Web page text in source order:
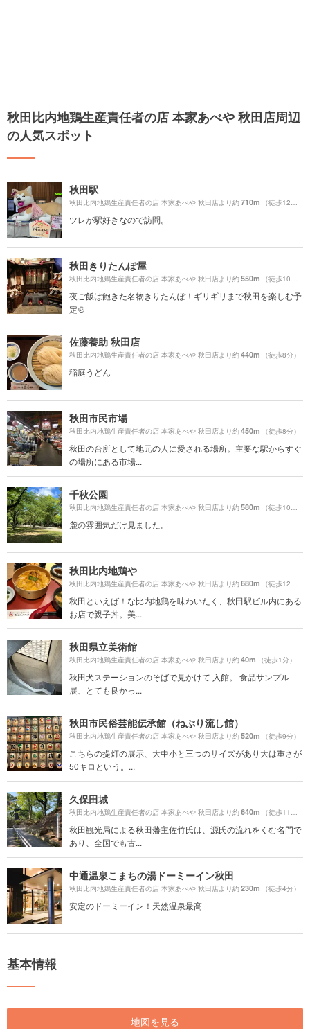
秋田比内地鶏生産責任者の店 本家あべや 秋田店周辺
の人気スポット
秋田駅
秋田比内地鶏生産責任者の店 本家あべや 秋田店より約710m （徒歩12分）
ツレが駅好きなので訪問。
秋田きりたんぽ屋
秋田比内地鶏生産責任者の店 本家あべや 秋田店より約550m （徒歩10分）
夜ご飯は飽きた名物きりたんぽ！ギリギリまで秋田を楽しむ予
定🍲
佐藤養助 秋田店
秋田比内地鶏生産責任者の店 本家あべや 秋田店より約440m （徒歩8分）
稲庭うどん
秋田市民市場
秋田比内地鶏生産責任者の店 本家あべや 秋田店より約450m （徒歩8分）
秋田の台所として地元の人に愛される場所。主要な駅からすぐ
の場所にある市場...
千秋公園
秋田比内地鶏生産責任者の店 本家あべや 秋田店より約580m （徒歩10分）
麓の雰囲気だけ見ました。
秋田比内地鶏や
秋田比内地鶏生産責任者の店 本家あべや 秋田店より約680m （徒歩12分）
秋田といえば！な比内地鶏を味わいたく、秋田駅ビル内にある
お店で親子丼。美...
秋田県立美術館
秋田比内地鶏生産責任者の店 本家あべや 秋田店より約40m （徒歩1分）
秋田犬ステーションのそばで見かけて 入館。 食品サンプル
展、とても良かっ...
秋田市民俗芸能伝承館（ねぶり流し館）
秋田比内地鶏生産責任者の店 本家あべや 秋田店より約520m （徒歩9分）
こちらの提灯の展示、大中小と三つのサイズがあり大は重さが
50キロという。...
久保田城
秋田比内地鶏生産責任者の店 本家あべや 秋田店より約640m （徒歩11分）
秋田観光局による秋田藩主佐竹氏は、源氏の流れをくむ名門で
あり、全国でも古...
中通温泉こまちの湯ドーミーイン秋田
秋田比内地鶏生産責任者の店 本家あべや 秋田店より約230m （徒歩4分）
安定のドーミーイン！天然温泉最高
基本情報
地図を見る